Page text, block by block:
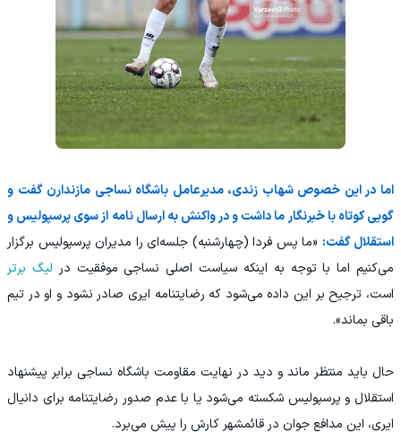
اما در این خصوص شهاب زندی، مدیرعامل باشگاه نساجی مازندارن گفت و
گویی کوتاه با خبرنگار ما داشت و در واکنش به ارسال نامه از سوی پرسپولیس و
استقلال گفت: «ما پس فردا (چهارشنبه) جلسه‌ای را مدیران پرسپولیس برگزار
می‌کنیم اما با توجه به اینکه سیاست اصلی نساجی موفقیت در لیگ برتر
است، ترجیح بر این داده می‌شود که رضایتنامه ایری صادر نشود و او در تیم
باقی بماند».
حال باید منتظر ماند و دید در نهایت مقاومت باشگاه نساجی برابر پیشنهاد
استقلال و پرسپولیس شکسته می‌شود یا با عدم صدور رضایتنامه برای دانیال
ایری، این مدافع جوان در قائمشهر کارش را پیش می‌برد.